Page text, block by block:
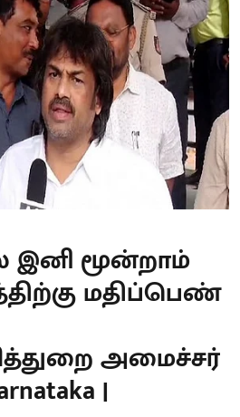
இனி மூன்றாம்
மதிப்பெண்
அமைச்சர்
|